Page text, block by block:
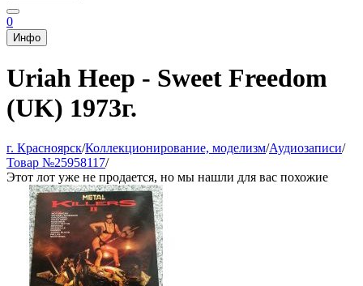
0
Инфо
Uriah Heep - Sweet Freedom
(UK) 1973г.
г. Красноярск/Коллекционирование, моделизм/Аудиозаписи/
Товар №25958117/
Этот лот уже не продается, но мы нашли для вас похожие